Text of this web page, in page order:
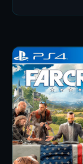
This
product
has
multiple
variants.
The
options